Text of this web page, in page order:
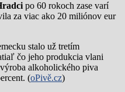
po 60 rokoch zase varí
za viac ako 20 miliónov eur
stalo už tretím
čo jeho produkcia vlani
alkoholického piva
(oPivě.cz)